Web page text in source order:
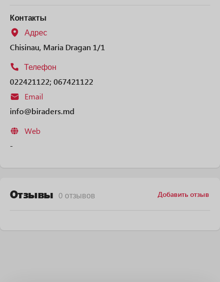
Контакты
Адрес
Chisinau, Maria Dragan 1/1
Телефон
022421122; 067421122
Email
info@biraders.md
Web
-
Отзывы 0 отзывов Добавить отзыв